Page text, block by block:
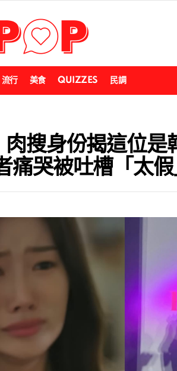
流行 美食 QUIZZES 民調
肉搜身份揭這位是
痛哭被吐槽「太假